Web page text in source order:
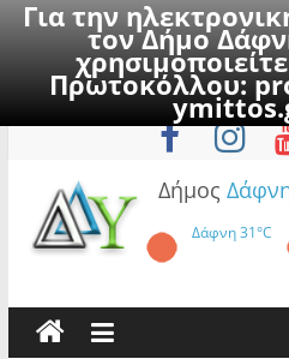
Για την
τον Δήμο
Πρωτοκόλλου:
to
Δευτέρα, 10
Δήμος
Δάφνη31°C